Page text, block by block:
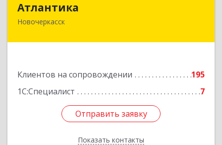
Атлантика
Новочеркасск
Клиентов на сопровождении
195
1С:Специалист
7
Отправить заявку
Показать контакты
346428, Ростовская обл, Новочеркасск г,
Отправить заявку
Назад